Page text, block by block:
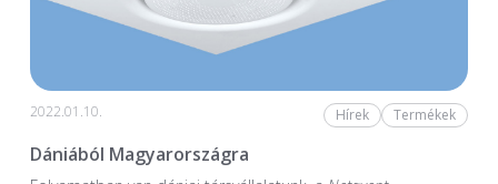
2022.01.10. Hírek Termékek
Dániából Magyarországra